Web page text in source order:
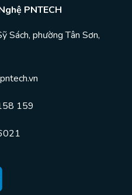
PNTECH
Sách, phường Tân Sơn,
159